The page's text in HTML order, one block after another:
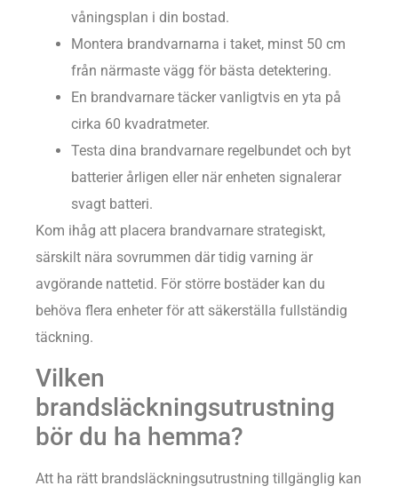
våningsplan i din bostad.
Montera brandvarnarna i taket, minst 50 cm
från närmaste vägg för bästa detektering.
En brandvarnare täcker vanligtvis en yta på
cirka 60 kvadratmeter.
Testa dina brandvarnare regelbundet och byt
batterier årligen eller när enheten signalerar
svagt batteri.
Kom ihåg att placera brandvarnare strategiskt,
särskilt nära sovrummen där tidig varning är
avgörande nattetid. För större bostäder kan du
behöva flera enheter för att säkerställa fullständig
täckning.
Vilken
brandsläckningsutrustning
bör du ha hemma?
Att ha rätt brandsläckningsutrustning tillgänglig kan